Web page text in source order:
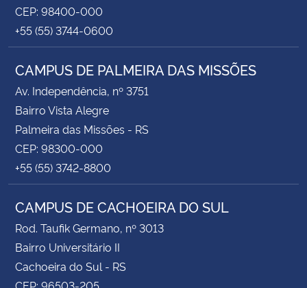
CEP: 98400-000
+55 (55) 3744-0600
CAMPUS DE PALMEIRA DAS MISSÕES
Av. Independência, nº 3751
Bairro Vista Alegre
Palmeira das Missões - RS
CEP: 98300-000
+55 (55) 3742-8800
CAMPUS DE CACHOEIRA DO SUL
Rod. Taufik Germano, nº 3013
Bairro Universitário II
Cachoeira do Sul - RS
CEP: 96503-205